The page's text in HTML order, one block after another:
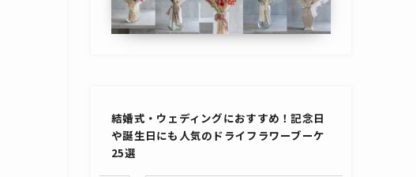
結婚式・ウェディングにおすすめ！記念日
や誕生日にも人気のドライフラワーブーケ
25選